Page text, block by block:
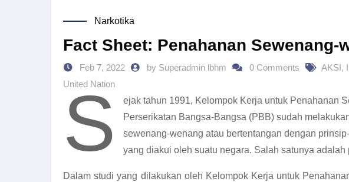
Narkotika
Fact Sheet: Penahanan
Feb 7, 2022 by Superadmin lbhm 0 Comments AKSI,
United Nation
S
ejak tahun 1991, Kelompok Kerja untuk Penahanan
Perserikatan Bangsa-Bangsa (PBB) sudah
sewenang-wenang atau bertentangan dengan
yang diakui oleh suatu negara. Salah satunya
Dalam studi yang dilakukan oleh Kelompok Kerja untuk